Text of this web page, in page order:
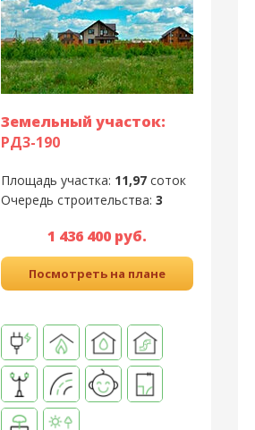
Земельный участок:
РД3-190
Площадь участка: 11,97 соток
Очередь строительства: 3
1 436 400 руб.
Посмотреть на плане